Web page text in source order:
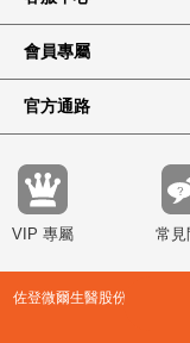
會員專屬
官方通路
VIP 專屬 常見
佐登微爾生醫股份有限公